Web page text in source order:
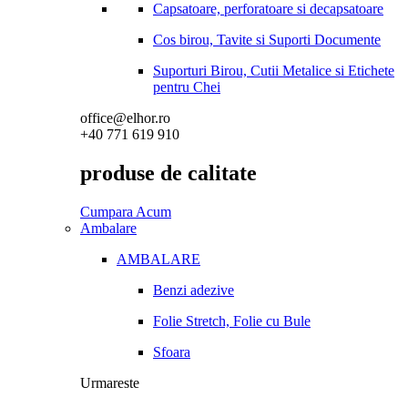
Capsatoare, perforatoare si decapsatoare
Cos birou, Tavite si Suporti Documente
Suporturi Birou, Cutii Metalice si Etichete
pentru Chei
office@elhor.ro
+40 771 619 910
produse de calitate
Cumpara Acum
Ambalare
AMBALARE
Benzi adezive
Folie Stretch, Folie cu Bule
Sfoara
Urmareste